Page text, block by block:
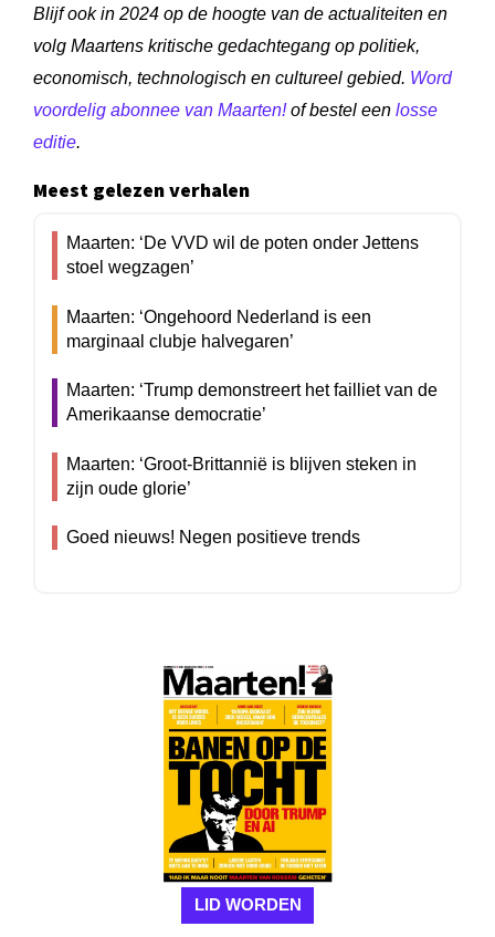
Blijf ook in 2024 op de hoogte van de actualiteiten en
volg Maartens kritische gedachtegang op politiek,
economisch, technologisch en cultureel gebied. Word
voordelig abonnee van Maarten!of bestel een losse
editie.
Meest gelezen verhalen
Maarten: ‘De VVD wil de poten onder Jettens
stoel wegzagen’
Maarten: ‘Ongehoord Nederland is een
marginaal clubje halvegaren’
Maarten: ‘Trump demonstreert het failliet van de
Amerikaanse democratie’
Maarten: ‘Groot-Brittannië is blijven steken in
zijn oude glorie’
Goed nieuws! Negen positieve trends
LID WORDEN